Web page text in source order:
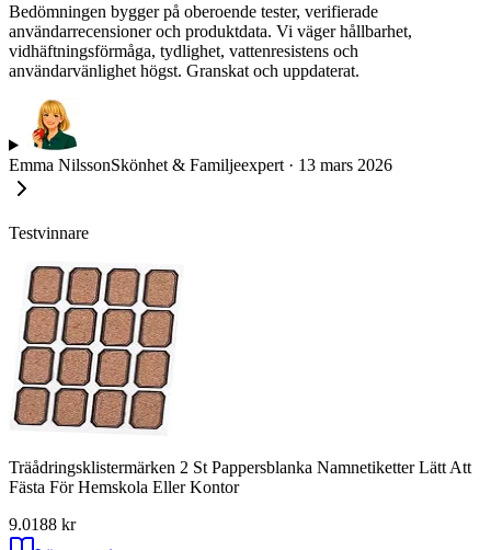
Bedömningen bygger på oberoende tester, verifierade
användarrecensioner och produktdata. Vi väger hållbarhet,
vidhäftningsförmåga, tydlighet, vattenresistens och
användarvänlighet högst. Granskat och uppdaterat.
Emma NilssonSkönhet & Familjeexpert · 13 mars 2026
Testvinnare
Träådringsklistermärken 2 St Pappersblanka Namnetiketter Lätt Att
Fästa För Hemskola Eller Kontor
9.0188 kr